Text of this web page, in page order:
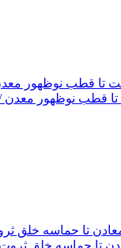
تا قطب نوظهور
تا حماسه خلق ثروت